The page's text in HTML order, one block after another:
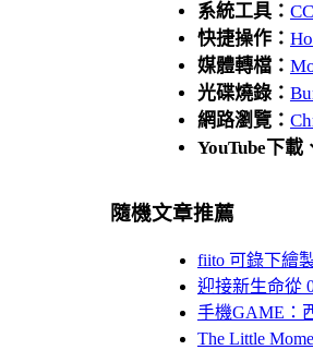
系統工具：
快捷操作：
媒體轉檔：
光碟燒錄：
網路瀏覽：
YouTube下載
隨機文章推薦
fiito 可錄下繪
迎接新生命從
手機GAME：
The Little